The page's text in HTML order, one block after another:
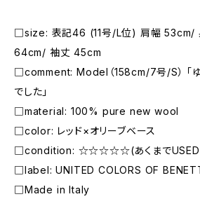
□size: 表記46 (11号/L位) 肩幅 53cm/
64cm/ 袖丈 45cm
□comment: Model（158cm/7号/S） 「ゆ
でした」
□material: 100% pure new wool
□color: レッド×オリーブベース
□condition: ☆☆☆☆☆(あくまでUSED
□label: UNITED COLORS OF
□Made in Italy